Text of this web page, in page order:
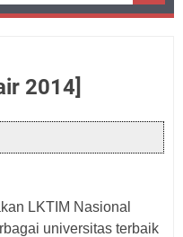
2014]
LKTIM Nasional
universitas terbaik